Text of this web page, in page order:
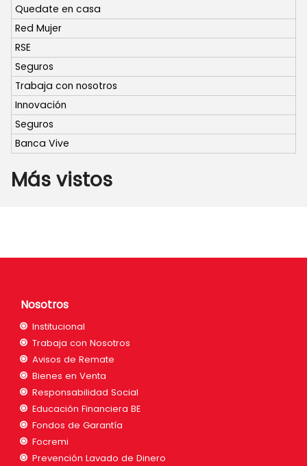
Quedate en casa
Red Mujer
RSE
Seguros
Trabaja con nosotros
Innovación
Seguros
Banca Vive
Más vistos
Nosotros
Institucional
Trabaja con Nosotros
Avisos de Remate
Bienes en Venta
Responsabilidad Social
Educación Financiera BE
Fondos de Garantía
Focremi
Prevención Lavado de Dinero